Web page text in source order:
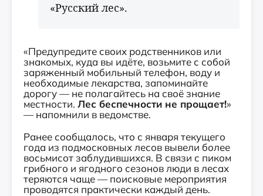
«Русский лес».
«Предупредите своих родственников или
знакомых, куда вы идёте, возьмите с собой
заряженный мобильный телефон, воду и
необходимые лекарства, запоминайте
дорогу — не полагайтесь на своё знание
местности. Лес беспечности не прощает!»
— напомнили в ведомстве.
Ранее сообщалось, что с января текущего
года из подмосковных лесов вывели более
восьмисот заблудившихся. В связи с пиком
грибного и ягодного сезонов люди в лесах
теряются чаще — поисковые мероприятия
проводятся практически каждый день.